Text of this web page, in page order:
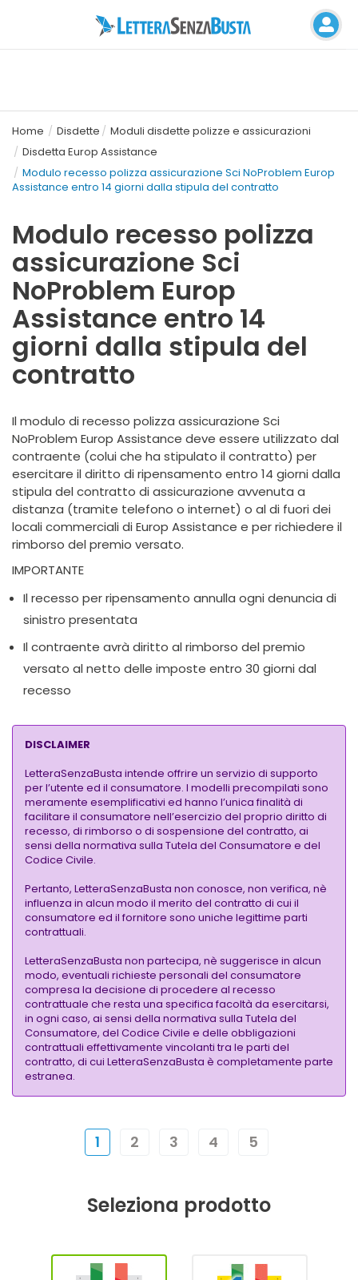
Home Disdette
Moduli disdette polizze e assicurazioni
Disdetta Europ Assistance
Modulo recesso polizza assicurazione Sci NoProblem Europ
Assistance entro 14 giorni dalla stipula del contratto
Modulo recesso polizza
assicurazione Sci
NoProblem Europ
Assistance entro 14
giorni dalla stipula del
contratto
Il modulo di recesso polizza assicurazione Sci
NoProblem Europ Assistance deve essere utilizzato dal
contraente (colui che ha stipulato il contratto) per
esercitare il diritto di ripensamento entro 14 giorni dalla
stipula del contratto di assicurazione avvenuta a
distanza (tramite telefono o internet) o al di fuori dei
locali commerciali di Europ Assistance e per richiedere il
rimborso del premio versato.
IMPORTANTE
Il recesso per ripensamento annulla ogni denuncia di
sinistro presentata
Il contraente avrà diritto al rimborso del premio
versato al netto delle imposte entro 30 giorni dal
recesso
DISCLAIMER
LetteraSenzaBusta intende offrire un servizio di supporto
per l’utente ed il consumatore. I modelli precompilati sono
meramente esemplificativi ed hanno l’unica finalità di
facilitare il consumatore nell’esercizio del proprio diritto di
recesso, di rimborso o di sospensione del contratto, ai
sensi della normativa sulla Tutela del Consumatore e del
Codice Civile.
Pertanto, LetteraSenzaBusta non conosce, non verifica, nè
influenza in alcun modo il merito del contratto di cui il
consumatore ed il fornitore sono uniche legittime parti
contrattuali.
LetteraSenzaBusta non partecipa, nè suggerisce in alcun
modo, eventuali richieste personali del consumatore
compresa la decisione di procedere al recesso
contrattuale che resta una specifica facoltà da esercitarsi,
in ogni caso, ai sensi della normativa sulla Tutela del
Consumatore, del Codice Civile e delle obbligazioni
contrattuali effettivamente vincolanti tra le parti del
contratto, di cui LetteraSenzaBusta è completamente parte
estranea.
1 2 3 4 5
Seleziona prodotto